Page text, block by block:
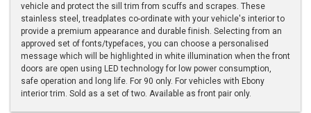
vehicle and protect the sill trim from scuffs and scrapes. These
stainless steel, treadplates co-ordinate with your vehicle's interior to
provide a premium appearance and durable finish. Selecting from an
approved set of fonts/typefaces, you can choose a personalised
message which will be highlighted in white illumination when the front
doors are open using LED technology for low power consumption,
safe operation and long life. For 90 only. For vehicles with Ebony
interior trim. Sold as a set of two. Available as front pair only.